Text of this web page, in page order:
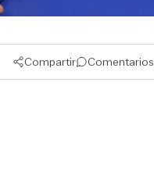
Compartir Comentarios